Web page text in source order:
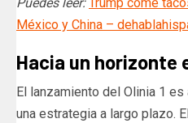
México y China –
Hacia un horizonte
El lanzamiento del Olinia 1
una estrategia a largo plazo.